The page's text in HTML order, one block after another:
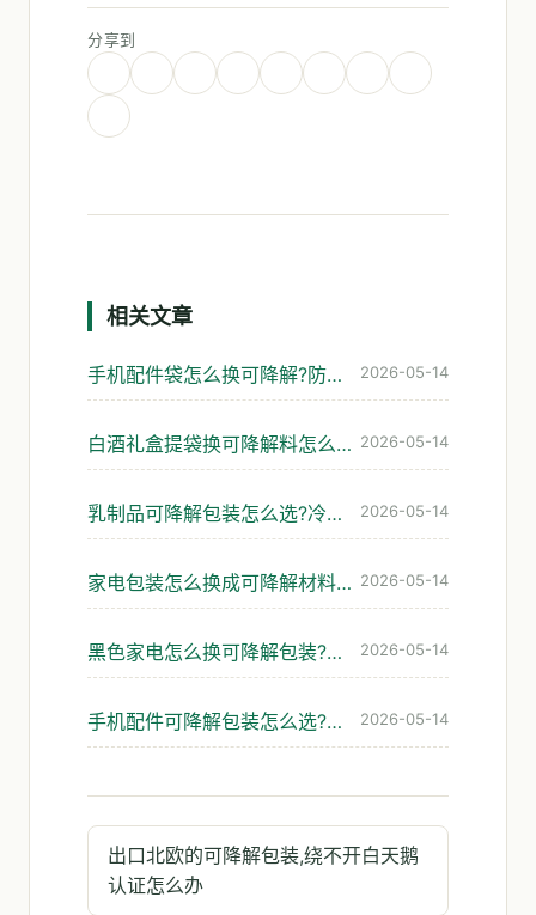
分享到
相关文章
手机配件袋怎么换可降解?防静电与防潮这两关最难过 2026-05-14
白酒礼盒提袋换可降解料怎么选?承重与发脆的避坑 2026-05-14
乳制品可降解包装怎么选?冷链与食品接触双重考验下的避坑指南 2026-05-14
家电包装怎么换成可降解材料?缓冲、防潮、防静电三关怎么过 2026-05-14
黑色家电怎么换可降解包装?防静电与缓冲这关怎么过 2026-05-14
手机配件可降解包装怎么选?防静电与防潮的平衡 2026-05-14
出口北欧的可降解包装,绕不开白天鹅
认证怎么办